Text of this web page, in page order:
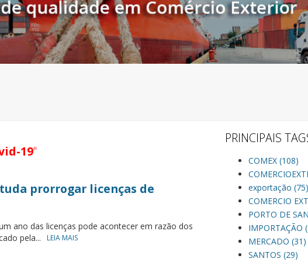
19"
prorrogar licenças de
ano das licenças pode acontecer em razão dos
pela...
LEIA MAIS
PRINCIPAIS
COMEX (108)
exportação (75)
COMERCIO
PORTO DE
IMPORTAÇÃO
MERCADO (31)
SANTOS (29)